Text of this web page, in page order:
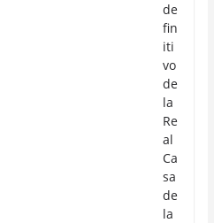
de
fin
iti
vo
de
la
Re
al
Ca
sa
de
la